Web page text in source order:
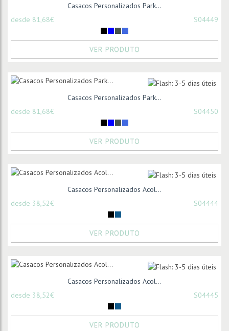
Casacos Personalizados Park...
desde 81,68€
S04449
VER PRODUTO
Casacos Personalizados Park...
desde 81,68€
S04450
VER PRODUTO
Casacos Personalizados Acol...
desde 38,52€
S04444
VER PRODUTO
Casacos Personalizados Acol...
desde 38,52€
S04445
VER PRODUTO